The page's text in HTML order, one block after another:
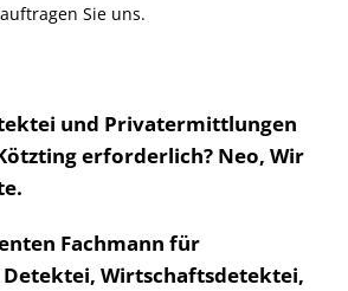
Sie uns.
und Privatermittlungen
erforderlich? Neo, Wir
Fachmann für
Wirtschaftsdetektei,